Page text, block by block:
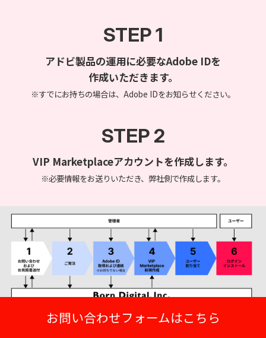
STEP 1
アドビ製品の運用に必要なAdobe IDを
作成いただきます。
※すでにお持ちの場合は、Adobe IDをお知らせください。
STEP 2
VIP Marketplaceアカウントを作成します。
※必要情報をお送りいただき、弊社側で作成します。
お問い合わせフォームはこちら